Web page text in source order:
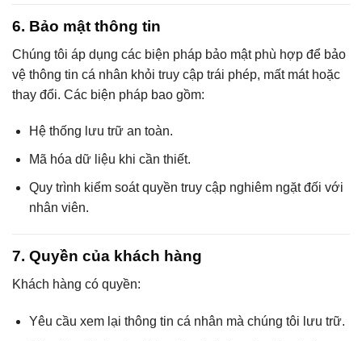
6. Bảo mật thông tin
Chúng tôi áp dụng các biện pháp bảo mật phù hợp để bảo
vệ thông tin cá nhân khỏi truy cập trái phép, mất mát hoặc
thay đổi. Các biện pháp bao gồm:
Hệ thống lưu trữ an toàn.
Mã hóa dữ liệu khi cần thiết.
Quy trình kiểm soát quyền truy cập nghiêm ngặt đối với
nhân viên.
7. Quyền của khách hàng
Khách hàng có quyền:
Yêu cầu xem lại thông tin cá nhân mà chúng tôi lưu trữ.